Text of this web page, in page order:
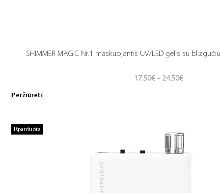
SHIMMER MAGIC Nr.1 maskuojantis UV/LED gelis su
17.50€ – 24.50€Price
Peržiūrėti
Išparduota